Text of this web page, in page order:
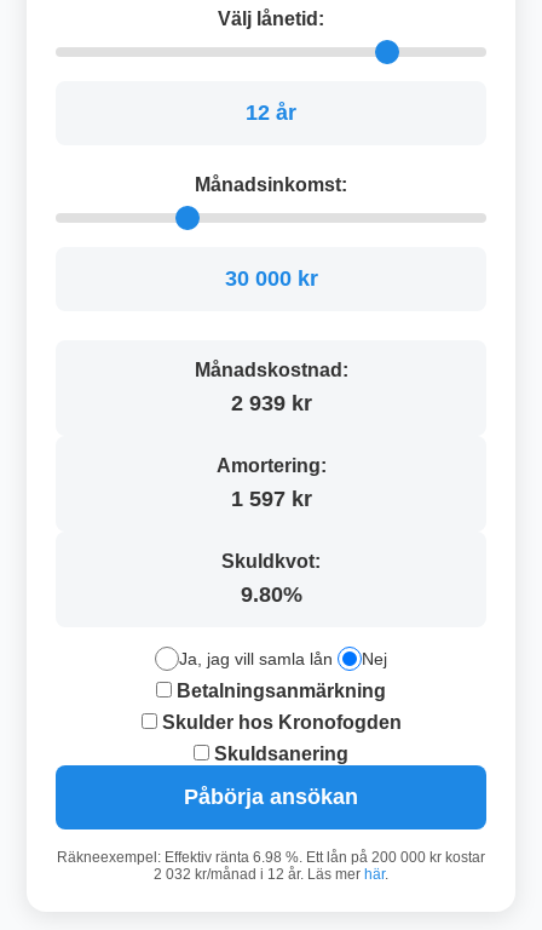
Välj lånetid:
12 år
Månadsinkomst:
30 000 kr
Månadskostnad:
2 939 kr
Amortering:
1 597 kr
Skuldkvot:
9.80%
Ja, jag vill samla lån Nej
Betalningsanmärkning
Skulder hos Kronofogden
Skuldsanering
Påbörja ansökan
Räkneexempel: Effektiv ränta 6.98 %. Ett lån på 200 000 kr kostar
2 032 kr/månad i 12 år. Läs mer här.